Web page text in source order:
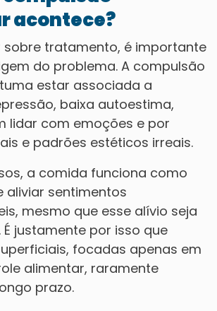
acontece?
sobre tratamento, é importante
do problema. A compulsão
estar associada a
baixa autoestima,
lidar com emoções e por
e padrões estéticos irreais.
a comida funciona como
aliviar sentimentos
mesmo que esse alívio seja
justamente por isso que
focadas apenas em
alimentar, raramente
prazo.